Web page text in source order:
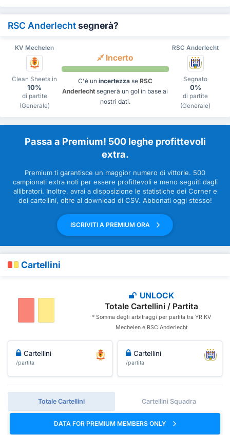
RSC Anderlechtsegnerà?
KV Mechelen RSC Anderlecht
Clean Sheets in
10%
di partite
(Generale)
Incerto
C'è un incertezzase RSC
Anderlecht segnerà un gol in base ai
nostri dati.
Segnato
0%
di partite
(Generale)
Passa a Premium! 500 leghe profittevoli
extra.
Premium ti garantisce un maggior numero di vittorie. 500
campionati extra noti per essere profittevoli e meno seguiti dagli
allibratori. Inoltre, avrai a disposizione le statistiche dei Corner e
dei cartellini, oltre al download di CSV. Abbonati oggi stesso!
ISCRIVITI A PREMIUM ORA
Cartellini
UNLOCK
Totale Cartellini / Partita
* Somma degli arbitraggi per partita tra YR KV
Mechelen e RSC Anderlecht
Cartellini
/partita
Cartellini
/partita
Totale Cartellini Cartellini Squadra
DATA FOR PREMIUM MEMBERS ONLY